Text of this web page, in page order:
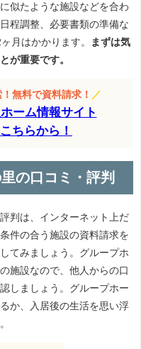
似たような施設などを合わ
程調整、必要書類の準備な
月はかかります。
まずは気
が重要です。
無料で資料請求！ ／
ーム情報サイト
ちらから！
の口コミ・評判
判は、インターネット上だ
件の合う施設の資料請求を
てみましょう。グループホ
施設なので、他人からの口
しましょう。グループホー
か、入居後の生活を思い浮